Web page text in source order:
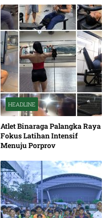
HEADLINE
Atlet Binaraga Palangka Raya
Fokus Latihan Intensif
Menuju Porprov